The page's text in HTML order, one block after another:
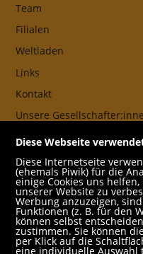
Team
Filialen
Weltladen
Links
Kontakt
Unsere
AGB
Impressum
Datenschutz- und
Freund:innen
Service
Jobs
Diese Webseite
Diese Internetseite
(ehemals Piwik) für die
einige Cookies uns
unserer Website zu
Werbung anzuzeigen,
Funktionen (z. B. für den
können selbst
zustimmen. Sie können
per Klick auf die
eine individuelle Auswahl